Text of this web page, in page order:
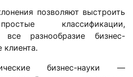
позволяют выстроить
классификации,
все разнообразие бизнес-
клиента.
бизнес-науки —